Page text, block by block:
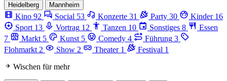
Heidelberg Mannheim
Kino 92 Social 53 Konzerte 31 Party 30 Kinder 16
Sport 13 Vortrag 12 Tanzen 10 Sonstiges 8
Essen
7
Markt 5 Kunst 5 Comedy 4 Führung 3
Flohmarkt 2 Show 2 Theater 1 Festival 1
Wischen für mehr